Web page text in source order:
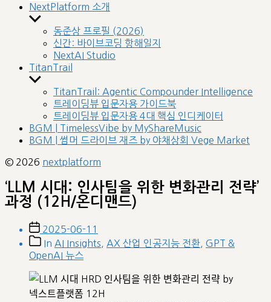
NextPlatform 소개
Show
sub
menu
동준상 프로필 (2026)
신간: 바이브코딩 항해일지
NextAI Studio
TitanTrail
Show
sub
menu
TitanTrail: Agentic Compounder Intelligence
트레이딩뷰 입문자용 가이드북
트레이딩뷰 입문자용 4대 핵심 인디케이터
BGM | TimelessVibe by MyShareMusic
BGM | 썸머 드라이브 재즈 by 야채상회 Vege Market
© 2026 nextplatform
‘LLM 시대: 인사팀을 위한 변화관리 전략’
과정 (12H/온디맨드)
Post
date
2025-06-11
Post
categories
In AI Insights AX 산업 인공지능 전환 GPT &
OpenAI 뉴스